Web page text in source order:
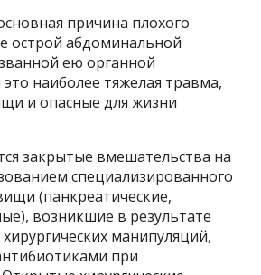
причина плохого
острой абдоминальной
ею органной
наиболее тяжелая травма,
и опасные для жизни
закрытые вмешательства на
специализированного
(панкреатические,
возникшие в результате
манипуляций,
при